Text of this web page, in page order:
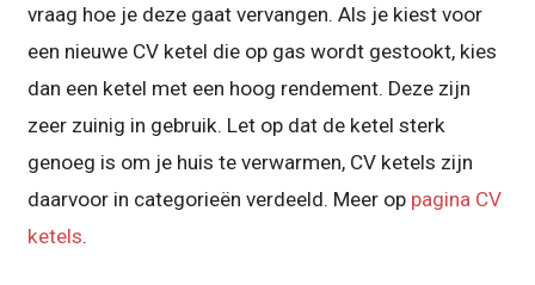
vraag hoe je deze gaat vervangen. Als je kiest voor
een nieuwe CV ketel die op gas wordt gestookt, kies
dan een ketel met een hoog rendement. Deze zijn
zeer zuinig in gebruik. Let op dat de ketel sterk
genoeg is om je huis te verwarmen, CV ketels zijn
daarvoor in categorieën verdeeld. Meer op pagina CV
ketels.